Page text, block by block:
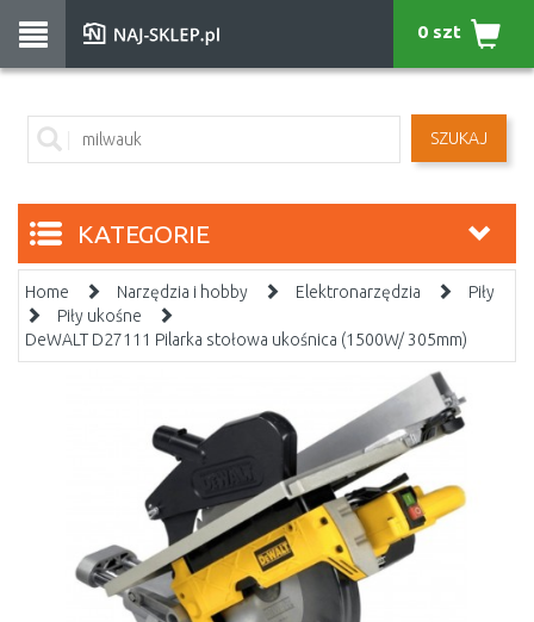
SZUKAJ
0 szt
KATEGORIE
Home Narzędzia i hobby Elektronarzędzia
Piły
Piły ukośne
DeWALT D27111 Pilarka stołowa ukośnica (1500W/ 305mm)